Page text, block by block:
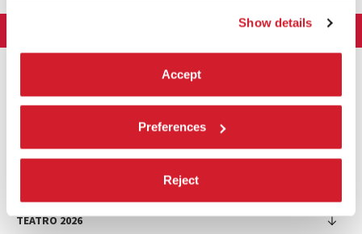
Show details
Accept
Preferences
Reject
L'Istituzione
Storia
Sponsorship
Esposizione
Intervento di Koyo Kouoh / La squadra di Koyo Kouoh
Partecipazioni Nazionali
Eventi collaterali
ARCHITETTURA 2027
Biennale College Architettura
Biennale Sessions
Mostra
Venice Immersive
Intervento di Alberto Barbera
DANZA 2026
Programma
Festival
TEATRO 2026